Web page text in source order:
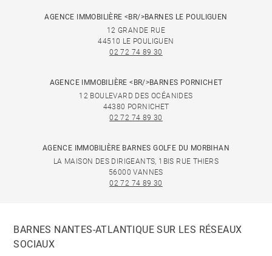
AGENCE IMMOBILIÈRE <BR/>BARNES LE POULIGUEN
12 GRANDE RUE
44510 LE POULIGUEN
02 72 74 89 30
AGENCE IMMOBILIÈRE <BR/>BARNES PORNICHET
12 BOULEVARD DES OCÉANIDES
44380 PORNICHET
02 72 74 89 30
AGENCE IMMOBILIÈRE BARNES GOLFE DU MORBIHAN
LA MAISON DES DIRIGEANTS, 1BIS RUE THIERS
56000 VANNES
02 72 74 89 30
BARNES NANTES-ATLANTIQUE SUR LES RÉSEAUX
SOCIAUX